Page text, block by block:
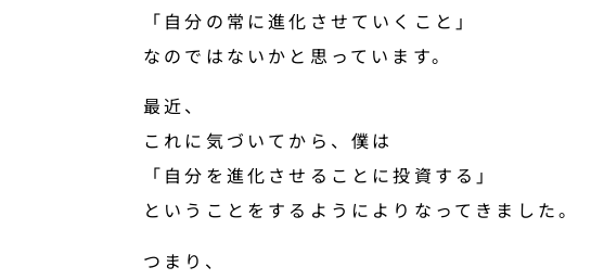
「自分の常に進化させていくこと」
なのではないかと思っています。
最近、
これに気づいてから、僕は
「自分を進化させることに投資する」
ということをするようによりなってきました。
つまり、